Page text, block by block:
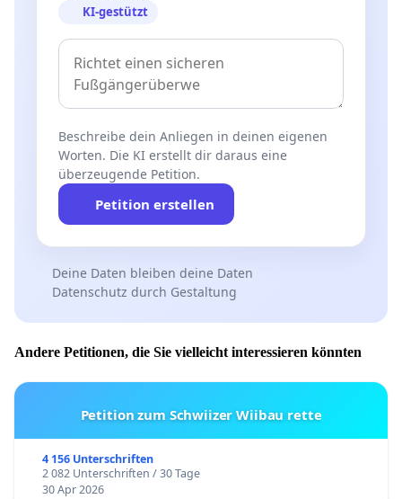
KI-gestützt
Beschreibe dein Anliegen in deinen eigenen
Worten. Die KI erstellt dir daraus eine
überzeugende Petition.
Petition erstellen
Deine Daten bleiben deine Daten
Datenschutz durch Gestaltung
Andere Petitionen, die Sie vielleicht interessieren könnten
Petition zum Schwiizer Wiibau rette
4 156 Unterschriften
2 082 Unterschriften / 30 Tage
30 Apr 2026